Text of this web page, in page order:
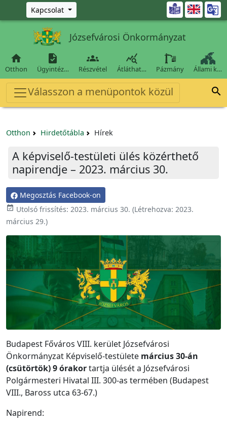
Ugrás a fő tartalomra
Kapcsolat 
Józsefvárosi Önkormányzat

Otthon

Ügyintéz…

Részvétel

Átláthat… Pázmány Állami k…
Válasszon a menüpontok közül 
Otthon Hirdetőtábla Hírek
A képviselő-testületi ülés közérthető
napirendje – 2023. március 30.
Megosztás Facebook-on
 Utolsó frissítés: 2023. március 30. (Létrehozva: 2023.
március 29.)
Budapest Főváros VIII. kerület Józsefvárosi
Önkormányzat Képviselő-testülete március 30-án
(csütörtök) 9 órakortartja ülését a Józsefvárosi
Polgármesteri Hivatal III. 300-as termében (Budapest
VIII., Baross utca 63-67.)
Napirend: